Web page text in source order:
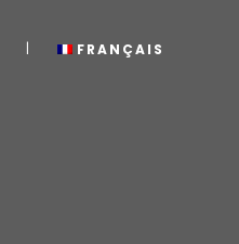
FRANÇAIS